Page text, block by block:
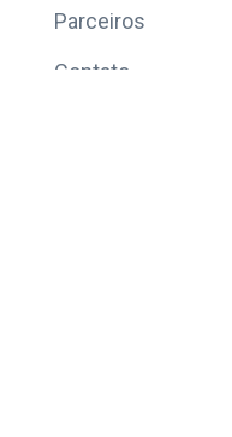
Parceiros
Contato